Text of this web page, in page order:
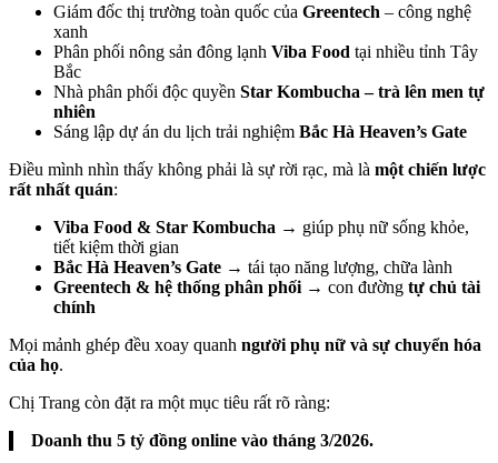
Giám đốc thị trường toàn quốc của Greentech – công nghệ
xanh
Phân phối nông sản đông lạnh Viba Food tại nhiều tỉnh Tây
Bắc
Nhà phân phối độc quyền Star Kombucha – trà lên men tự
nhiên
Sáng lập dự án du lịch trải nghiệm Bắc Hà Heaven’s Gate
Điều mình nhìn thấy không phải là sự rời rạc, mà là một chiến lược
rất nhất quán:
Viba Food & Star Kombucha → giúp phụ nữ sống khỏe,
tiết kiệm thời gian
Bắc Hà Heaven’s Gate → tái tạo năng lượng, chữa lành
Greentech & hệ thống phân phối → con đường tự chủ tài
chính
Mọi mảnh ghép đều xoay quanh người phụ nữ và sự chuyển hóa
của họ.
Chị Trang còn đặt ra một mục tiêu rất rõ ràng:
Doanh thu 5 tỷ đồng online vào tháng 3/2026.